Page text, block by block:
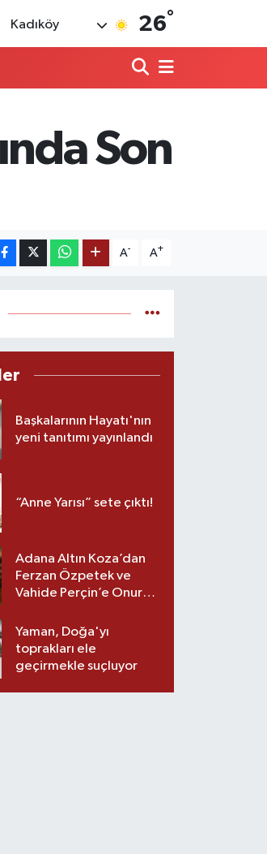
Kadıköy 26°
Son
A- A+
Başkalarının Hayatı'nın
yeni tanıtımı yayınlandı
“Anne Yarısı” sete çıktı!
Adana Altın Koza’dan
Ferzan Özpetek ve
Vahide Perçin’e Onur
Yaman, Doğa'yı
toprakları ele
geçirmekle suçluyor